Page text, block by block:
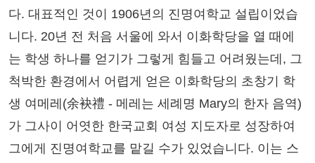
다. 대표적인 것이 1906년의 진명여학교 설립이었습
니다. 20년 전 처음 서울에 와서 이화학당을 열 때에
는 학생 하나를 얻기가 그렇게 힘들고 어려웠는데, 그
척박한 환경에서 어렵게 얻은 이화학당의 초창기 학
생 여메레(余袂禮 - 메레는 세례명 Mary의 한자 음역)
가 그사이 어엿한 한국교회 여성 지도자로 성장하여
그에게 진명여학교를 맡길 수가 있었습니다. 이는 스